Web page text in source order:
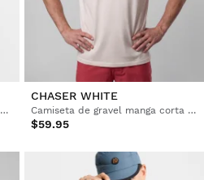
Camiseta manga corta MTB hombre
CHASER WHITE
Camiseta de gravel manga corta algodón hombre
$59.95